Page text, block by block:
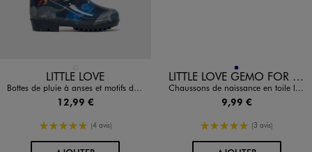
Disponible en 1 coloris
LITTLE LOVE
Bottes de pluie à anses et motifs dinosaures bébé
12,99 €
5/5 de moyenne
(4 avis)
Disponible en 1 coloris
MARINE LITTLE LOVE GEMO FOR GOOD
Chaussons de naissance en toile look chaussures bateau bébé
9,99 €
5/5 de moyenne
(3 avis)